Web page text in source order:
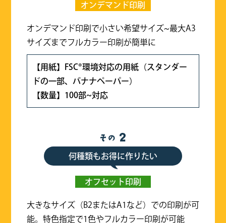
オンデマンド印刷
オンデマンド印刷で小さい希望サイズ~最大A3
サイズまでフルカラー印刷が簡単に
【用紙】FSC®環境対応の用紙（スタンダー
ドの一部、バナナペーパー）
【数量】100部~対応
何種類もお得に作りたい
オフセット印刷
大きなサイズ（B2またはA1など）での印刷が可
能。特色指定で1色やフルカラー印刷が可能